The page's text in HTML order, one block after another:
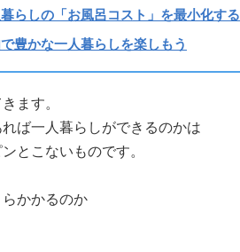
らしの「お風呂コスト」を最小化する
豊かな一人暮らしを楽しもう
ます。
ば一人暮らしができるのかは
とこないものです。
かかるのか